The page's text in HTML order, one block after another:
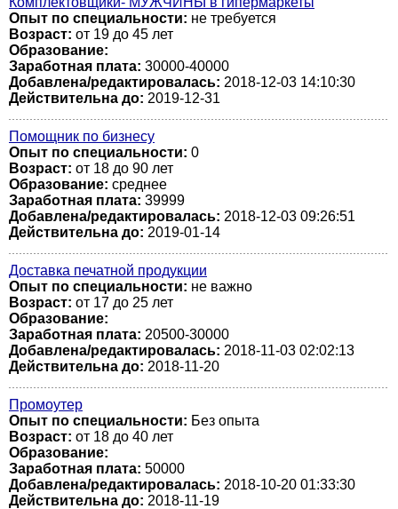
Опыт по специальности: не требуется
Возраст: от 19 до 45 лет
Образование:
Заработная плата: 30000-40000
Добавлена/редактировалась: 2018-12-03 14:10:30
Действительна до: 2019-12-31
Помощник по бизнесу
Опыт по специальности: 0
Возраст: от 18 до 90 лет
Образование: среднее
Заработная плата: 39999
Добавлена/редактировалась: 2018-12-03 09:26:51
Действительна до: 2019-01-14
Доставка печатной продукции
Опыт по специальности: не важно
Возраст: от 17 до 25 лет
Образование:
Заработная плата: 20500-30000
Добавлена/редактировалась: 2018-11-03 02:02:13
Действительна до: 2018-11-20
Промоутер
Опыт по специальности: Без опыта
Возраст: от 18 до 40 лет
Образование:
Заработная плата: 50000
Добавлена/редактировалась: 2018-10-20 01:33:30
Действительна до: 2018-11-19